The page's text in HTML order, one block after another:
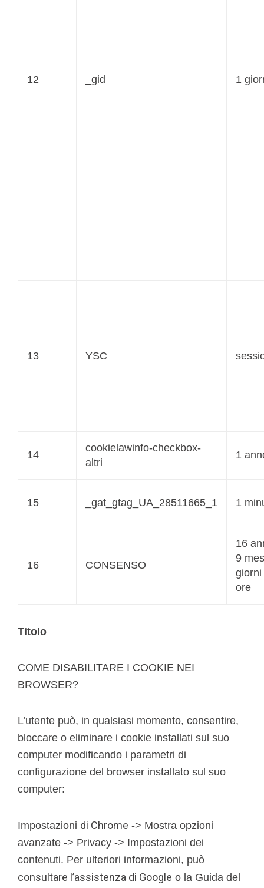
12 _gid 1
13 YSC
14
cookielawinfo-checkbox-
altri
1
15 _gat_gtag_UA_28511665_1 1
16 CONSENSO
16
9
giorni
ore
Titolo
COME DISABILITARE I COOKIE NEI
BROWSER?
L’utente può, in qualsiasi momento, consentire,
bloccare o eliminare i cookie installati sul suo
computer modificando i parametri di
configurazione del browser installato sul suo
computer:
Impostazioni di Chrome -> Mostra opzioni
avanzate -> Privacy -> Impostazioni dei
contenuti. Per ulteriori informazioni, può
consultare l’assistenza di Google o la Guida del